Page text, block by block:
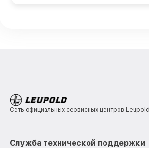
Сеть официальных сервисных центров Leupold
Служба технической поддержки